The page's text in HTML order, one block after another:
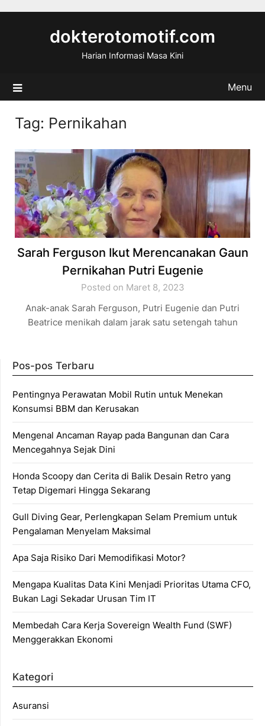
dokterotomotif.com
Harian Informasi Masa Kini
Menu
Tag: Pernikahan
Sarah Ferguson Ikut Merencanakan Gaun
Pernikahan Putri Eugenie
Posted on Maret 8, 2023
Anak-anak Sarah Ferguson, Putri Eugenie dan Putri
Beatrice menikah dalam jarak satu setengah tahun
Pos-pos Terbaru
Pentingnya Perawatan Mobil Rutin untuk Menekan
Konsumsi BBM dan Kerusakan
Mengenal Ancaman Rayap pada Bangunan dan Cara
Mencegahnya Sejak Dini
Honda Scoopy dan Cerita di Balik Desain Retro yang
Tetap Digemari Hingga Sekarang
Gull Diving Gear, Perlengkapan Selam Premium untuk
Pengalaman Menyelam Maksimal
Apa Saja Risiko Dari Memodifikasi Motor?
Mengapa Kualitas Data Kini Menjadi Prioritas Utama CFO,
Bukan Lagi Sekadar Urusan Tim IT
Membedah Cara Kerja Sovereign Wealth Fund (SWF)
Menggerakkan Ekonomi
Kategori
Asuransi